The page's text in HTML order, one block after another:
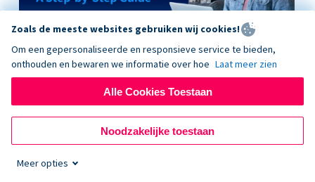
How to Create a Nonprofit Event on Donorbox
Zoals de meeste websites gebruiken wij cookies!
Om een gepersonaliseerde en responsieve service te bieden,
onthouden en bewaren we informatie over hoe Laat meer zien
Alle Cookies Toestaan
Noodzakelijke toestaan
Meer opties